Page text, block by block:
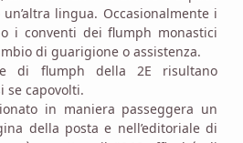
lingua. Occasionalmente i
i conventi dei flumph monastici
di guarigione o assistenza.
di flumph della 2E risultano
se capovolti.
in maniera passeggera un
della posta e nell’editoriale di